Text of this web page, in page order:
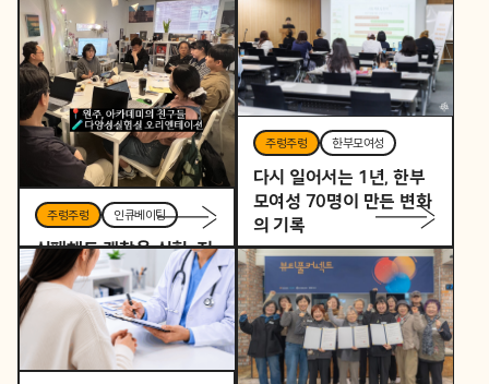
주렁주렁 인큐베이팅
실패해도 괜찮은 실험, 지
역을 바꾸는 작은 시작
주렁주렁 한부모여성
다시 일어서는 1년, 한부
모여성 70명이 만든 변화
의 기록